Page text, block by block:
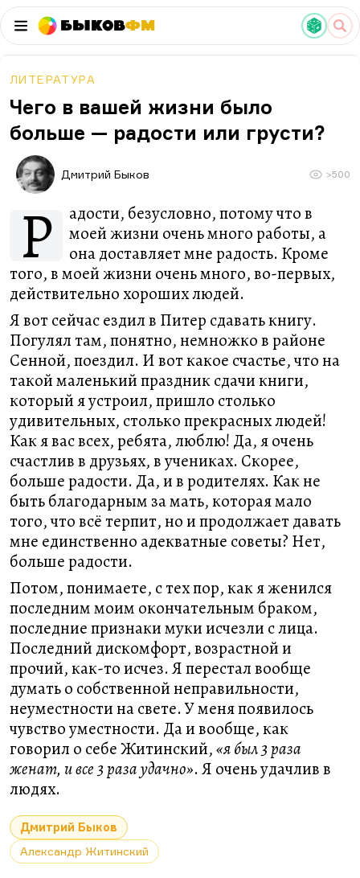
БыковФМ
ЛИТЕРАТУРА
Чего в вашей жизни было
больше — радости или грусти?
Дмитрий Быков >500
Р
адости, безусловно, потому что в
моей жизни очень много работы, а
она доставляет мне радость. Кроме
того, в моей жизни очень много, во-первых,
действительно хороших людей.
Я вот сейчас ездил в Питер сдавать книгу.
Погулял там, понятно, немножко в районе
Сенной, поездил. И вот какое счастье, что на
такой маленький праздник сдачи книги,
который я устроил, пришло столько
удивительных, столько прекрасных людей!
Как я вас всех, ребята, люблю! Да, я очень
счастлив в друзьях, в учениках. Скорее,
больше радости. Да, и в родителях. Как не
быть благодарным за мать, которая мало
того, что всё терпит, но и продолжает давать
мне единственно адекватные советы? Нет,
больше радости.
Потом, понимаете, с тех пор, как я женился
последним моим окончательным браком,
последние признаки муки исчезли с лица.
Последний дискомфорт, возрастной и
прочий, как-то исчез. Я перестал вообще
думать о собственной неправильности,
неуместности на свете. У меня появилось
чувство уместности. Да и вообще, как
говорил о себе Житинский,«я был 3 раза
женат, и все 3 раза удачно». Я очень удачлив в
людях.
Дмитрий Быков
Александр Житинский